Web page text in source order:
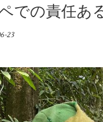
での責任あ
23